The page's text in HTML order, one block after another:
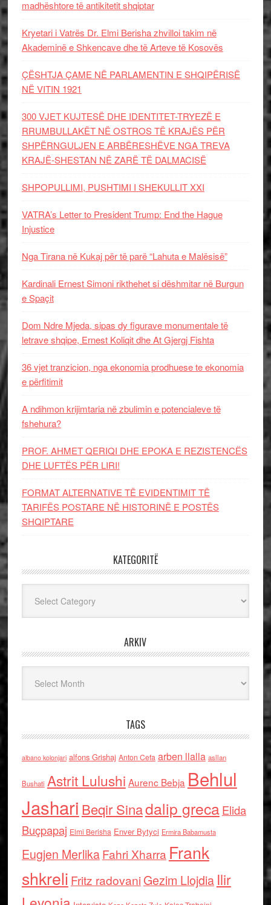
madhështore të antikitetit shqiptar
Kryetari i Vatrës Dr. Elmi Berisha zhvilloi takim në
Akademinë e Shkencave dhe të Arteve të Kosovës
ÇËSHTJA ÇAME NË PARLAMENTIN E SHQIPËRISË
NË VITIN 1921
300 VJET KUJTESË DHE IDENTITET-TRYEZË E
RRUMBULLAKËT NË OSTROS TË KRAJËS PËR
SHPËRNGULJEN E ARBËRESHËVE NGA TREVA
KRAJË-SHESTAN NË ZARË TË DALMACISË
SHPOPULLIMI, PUSHTIMI I SHEKULLIT XXI
VATRA’s Letter to President Trump: End the Hague
Injustice
Nga Tirana në Kukaj për të parë “Lahuta e Malësisë”
Kardinali Ernest Simoni rikthehet si dëshmitar në Burgun
e Spaçit
Dom Ndre Mjeda, sipas dy figurave monumentale të
letrave shqipe, Ernest Koliqit dhe At Gjergj Fishta
36 vjet tranzicion, nga ekonomia prodhuese te ekonomia
e përfitimit
A ndihmon krijimtaria në zbulimin e potencialeve të
fshehura?
PROF. AHMET QERIQI DHE EPOKA E REZISTENCЁS
DHE LUFTЁS PЁR LIRI!
FORMAT ALTERNATIVE TË EVIDENTIMIT TË
TARIFËS POSTARE NË HISTORINË E POSTËS
SHQIPTARE
KATEGORITË
ARKIV
TAGS
albano kolonjari alfons Grishaj Anton Cefa arben llalla asllan
Bushati Astrit Lulushi Aurenc Bebja Behlul
Jashari Beqir Sinadalip grecaElida
Buçpapaj Elmi Berisha Enver Bytyci Ermira Babamusta
Eugjen MerlikaFahri Xharra Frank
shkreli Fritz radovaniGezim Llojdia Ilir